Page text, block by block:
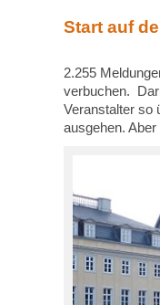
Start auf
2.255
verbuchen.
Veranstalter so
ausgehen.